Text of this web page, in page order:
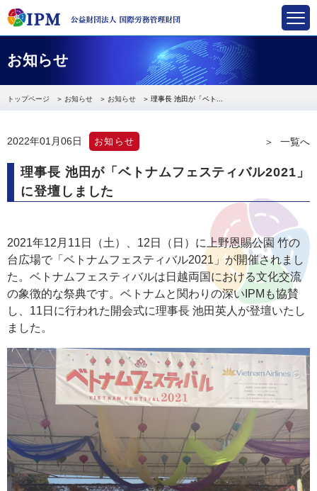
お知らせ
トップページ お知らせ お知らせ 理事長 池田が「ベト...
2022年01月06日 お知らせ 一覧へ
理事長 池田が「ベトナムフェスティバル2021」
に登壇しました
2021年12月11日（土）、12日（日）に上野恩賜公園 竹の
台広場で「ベトナムフェスティバル2021」が開催されまし
た。ベトナムフェスティバルは日越両国における文化交流
の象徴的な祭典です。ベトナムと関わりの深いIPMも協賛
し、11日に行われた開会式に理事長 池田英人が登壇いたし
ました。